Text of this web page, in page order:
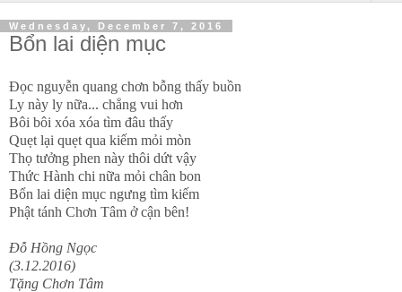
Wednesday, December 7, 2016
Bổn lai diện mục
Đọc nguyễn quang chơn bỗng thấy buồn
Ly này ly nữa... chẳng vui hơn
Bôi bôi xóa xóa tìm đâu thấy
Quẹt lại quẹt qua kiếm mỏi mòn
Thọ tưởng phen này thôi dứt vậy
Thức Hành chi nữa mỏi chân bon
Bổn lai diện mục ngưng tìm kiếm
Phật tánh Chơn Tâm ở cận bên!
Đỗ Hồng Ngọc
(3.12.2016)
Tặng Chơn Tâm